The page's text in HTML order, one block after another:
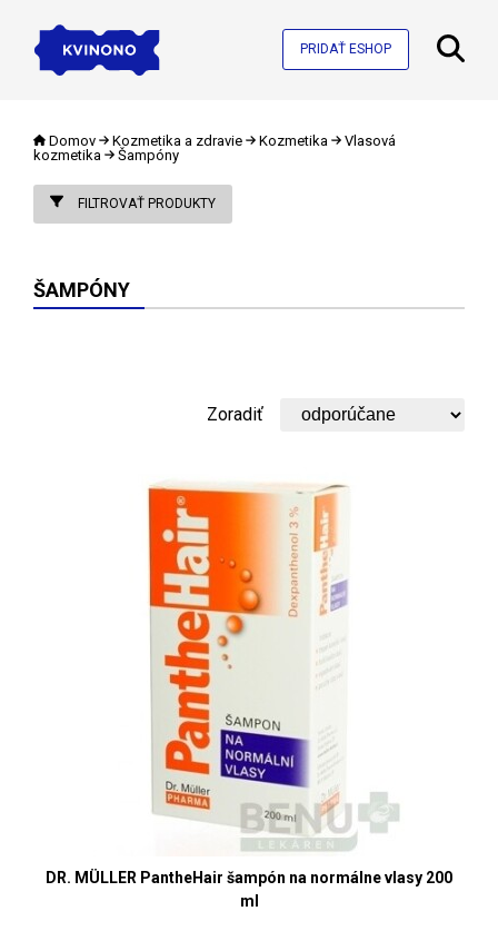
PRIDAŤ ESHOP
Domov Kozmetika a zdravie Kozmetika
Vlasová
kozmetika
Šampóny
FILTROVAŤ PRODUKTY
ŠAMPÓNY
Zoradiť
DR. MÜLLER PantheHair šampón na normálne vlasy 200
ml